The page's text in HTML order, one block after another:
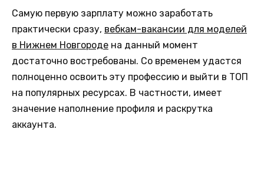
Самую первую зарплату можно заработать
практически сразу, вебкам-вакансии для моделей
в Нижнем Новгороде на данный момент
достаточно востребованы. Со временем удастся
полноценно освоить эту профессию и выйти в ТОП
на популярных ресурсах. В частности, имеет
значение наполнение профиля и раскрутка
аккаунта.